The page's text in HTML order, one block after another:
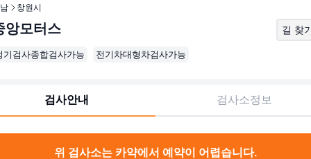
창원시
앙모터스 길 찾
기검사종합검사가능 전기차대형차검사가능
검사안내 검사소정보
위 검사소는 카약에서 예약이 어렵습니다.